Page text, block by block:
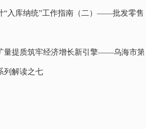
“入库纳统”工作指南（二）——批发零售
量提质筑牢经济增长新引擎——乌海市第
列解读之七